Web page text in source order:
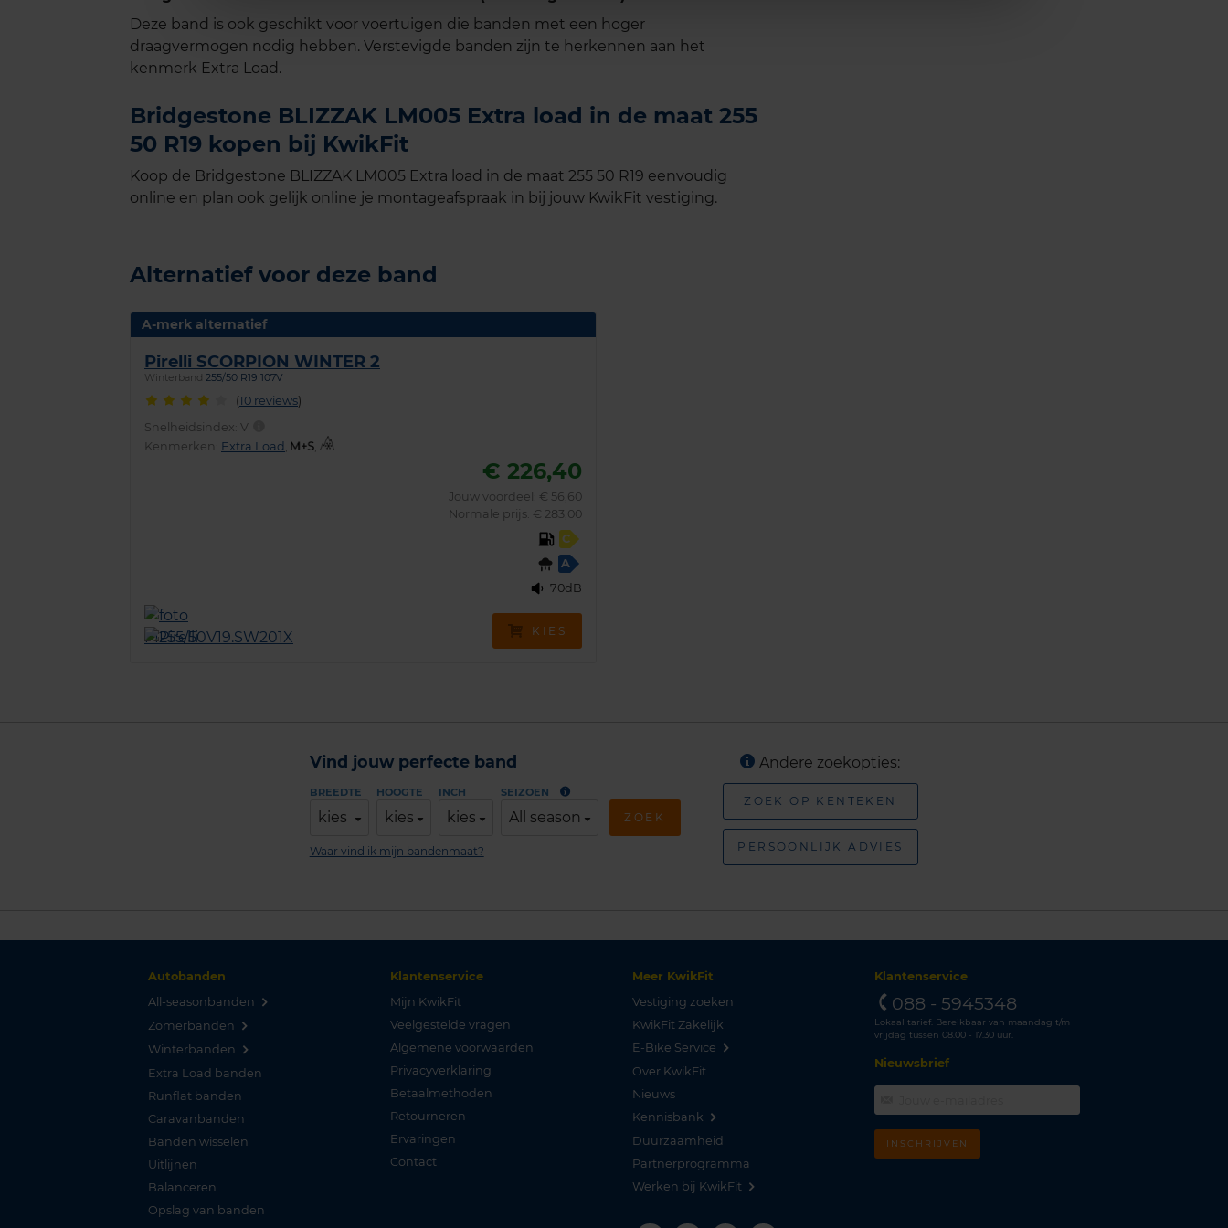
Deze band is ook geschikt voor voertuigen die banden met een hoger
draagvermogen nodig hebben. Verstevigde banden zijn te herkennen aan het
kenmerk Extra Load.
Bridgestone BLIZZAK LM005 Extra load in de maat 255
50 R19 kopen bij KwikFit
Koop de Bridgestone BLIZZAK LM005 Extra load in de maat 255 50 R19 eenvoudig
online en plan ook gelijk online je montageafspraak in bij jouw KwikFit vestiging.
Alternatief voor deze band
A-merk alternatief
Pirelli SCORPION WINTER 2
Winterband 255/50 R19 107V
(10 reviews)
Snelheidsindex: V
Kenmerken: Extra Load ,
€ 226,40
Jouw voordeel: € 56,60
Normale prijs: € 283,00
C
A
70dB
KIES
Vind jouw perfecte band
BREEDTE
kies
HOOGTE
kies
INCH
kies
SEIZOEN
All season ZOEK
Waar vind ik mijn bandenmaat?
Andere zoekopties:
ZOEK OP KENTEKEN
PERSOONLIJK ADVIES
Autobanden
All-seasonbanden
Zomerbanden
Winterbanden
Extra Load banden
Runflat banden
Caravanbanden
Banden wisselen
Uitlijnen
Balanceren
Opslag van banden
Klantenservice
Mijn KwikFit
Veelgestelde vragen
Algemene voorwaarden
Privacyverklaring
Betaalmethoden
Retourneren
Ervaringen
Contact
Meer KwikFit
Vestiging zoeken
KwikFit Zakelijk
E-Bike Service
Over KwikFit
Nieuws
Kennisbank
Duurzaamheid
Partnerprogramma
Werken bij KwikFit
Klantenservice
088 - 5945348
Lokaal tarief. Bereikbaar van maandag t/m
vrijdag tussen 08.00 - 17.30 uur.
Nieuwsbrief
INSCHRIJVEN